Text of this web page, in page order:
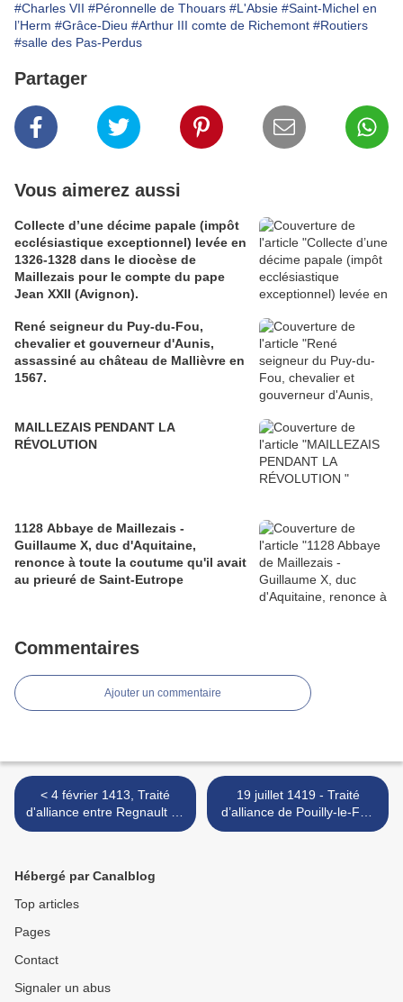
#Charles VII #Péronnelle de Thouars #L'Absie #Saint-Michel en
l’Herm #Grâce-Dieu #Arthur III comte de Richemont #Routiers
#salle des Pas-Perdus
Partager
Vous aimerez aussi
Collecte d’une décime papale (impôt
ecclésiastique exceptionnel) levée en
1326-1328 dans le diocèse de
Maillezais pour le compte du pape
Jean XXII (Avignon).
René seigneur du Puy-du-Fou,
chevalier et gouverneur d'Aunis,
assassiné au château de Mallièvre en
1567.
MAILLEZAIS PENDANT LA
RÉVOLUTION
1128 Abbaye de Maillezais -
Guillaume X, duc d'Aquitaine,
renonce à toute la coutume qu'il avait
au prieuré de Saint-Eutrope
Commentaires
Ajouter un commentaire
< 4 février 1413, Traité
d'alliance entre Regnault de
Pons et Jacques de Créquy,
19 juillet 1419 - Traité
d’alliance de Pouilly-le-Fort
entre Jean sans Peur, duc
Hébergé par Canalblog
Top articles
Pages
Contact
Signaler un abus